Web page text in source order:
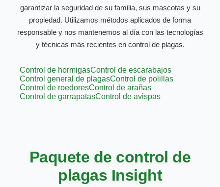
garantizar la seguridad de su familia, sus mascotas y su
propiedad. Utilizamos métodos aplicados de forma
responsable y nos mantenemos al día con las tecnologías
y técnicas más recientes en control de plagas.
Control de hormigasControl de escarabajos
Control general de plagasControl de polillas
Control de roedoresControl de arañas
Control de garrapatasControl de avispas
Paquete de control de
plagas Insight